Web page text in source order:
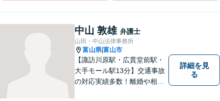
中山 敦雄 弁護士
山田・中山法律事務所
富山県|富山市
【諏訪川原駅・広貫堂前駅・
大手モール駅13分】交通事故
の対応実績多数！離婚や相続
詳細を見
る